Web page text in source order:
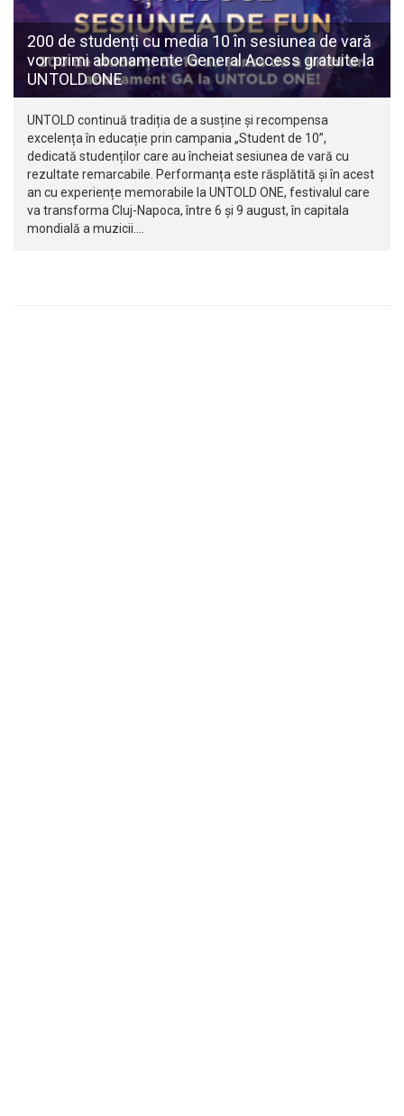
200 de studenți cu media 10 în sesiunea de vară
vor primi abonamente General Access gratuite la
UNTOLD ONE
UNTOLD continuă tradiția de a susține și recompensa
excelența în educație prin campania „Student de 10”,
dedicată studenților care au încheiat sesiunea de vară cu
rezultate remarcabile. Performanța este răsplătită și în acest
an cu experiențe memorabile la UNTOLD ONE, festivalul care
va transforma Cluj-Napoca, între 6 și 9 august, în capitala
mondială a muzicii.…